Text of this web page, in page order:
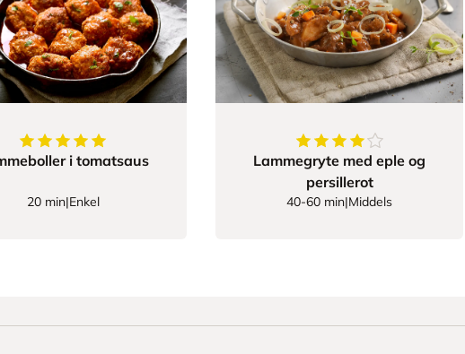
5av5stjerner
i tomatsaus
20 min|Enkel
4.076923076923077
Lammegryte med eple og
persillerot
40-60 min|Middels